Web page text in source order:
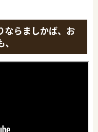
ならましかば、お